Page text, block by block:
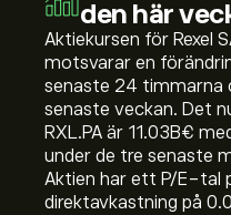
den här
Aktiekursen för Rexel
motsvarar en
senaste 24 timmarna
senaste veckan. Det
RXL.PA är 11.03B‎€‎
under de tre senaste
Aktien har ett P/E-tal
direktavkastning på